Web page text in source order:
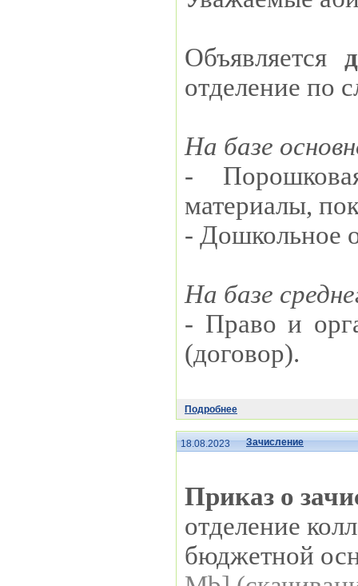
Объявляется
отделение по
На базе
-
материалы,
- Дошкольное
На базе
- Право и
(договор).
Подробнее
18.08.2023 Зачисление
Приказ о
отделение
бюджетной